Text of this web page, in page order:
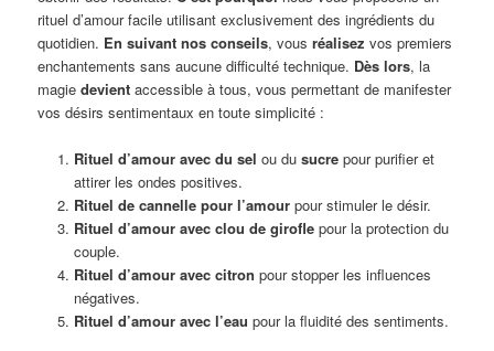
rituel d’amour facile utilisant exclusivement des ingrédients du
quotidien. En suivant nos conseils, vousréalisez vos premiers
enchantements sans aucune difficulté technique. Dès lors, la
magiedevient accessible à tous, vous permettant de manifester
vos désirs sentimentaux en toute simplicité :
Rituel d’amour avec du sel ou du sucrepour purifier et
attirer les ondes positives.
Rituel de cannelle pour l’amourpour stimuler le désir.
Rituel d’amour avec clou de giroflepour la protection du
couple.
Rituel d’amour avec citron pour stopper les influences
négatives.
Rituel d’amour avec l’eau pour la fluidité des sentiments.